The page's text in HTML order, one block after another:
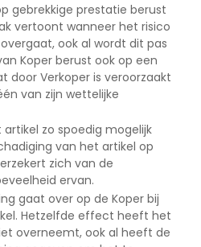
gebrekkige prestatie berust
vertoont wanneer het risico
ook al wordt dit pas
Koper berust ook op een
door Verkoper is veroorzaakt
van zijn wettelijke
zo spoedig mogelijk
van het artikel op
zich van de
ervan.
gaat over op de Koper bij
Hetzelfde effect heeft het
overneemt, ook al heeft de